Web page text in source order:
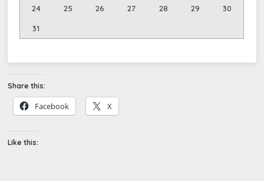
24 25 26 27 28 29 30
31
Share this:
Facebook X
Like this: